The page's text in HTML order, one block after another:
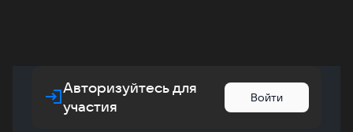
Авторизуйтесь для
участия
Войти